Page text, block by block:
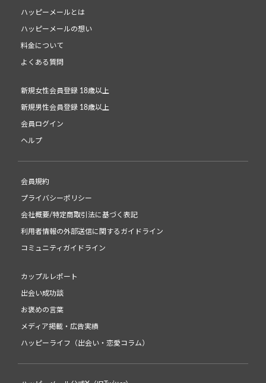
ハッピーメールとは
ハッピーメールの想い
料金について
よくある質問
新規女性会員登録 18歳以上
新規男性会員登録 18歳以上
会員ログイン
ヘルプ
会員規約
プライバシーポリシー
会社概要/特定商取引法に基づく表記
利用者情報の外部送信に関するガイドライン
コミュニティガイドライン
カップルレポート
出会い成功談
お褒めの言葉
メディア掲載・広告実績
ハッピーライフ（出会い・恋愛コラム）